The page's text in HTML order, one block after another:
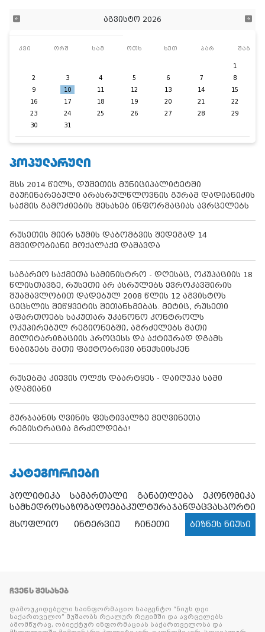
აგვისტო 2026
კვი ორშ სამ ოთხ ხუთ პარ შაბ
1
2
3 4 5 6 7
8
9
10 11 12 13 14
15
16
17 18 19 20 21
22
23
24 25 26 27 28
29
30
31
ᲞᲝᲞᲣᲚᲐᲠᲣᲚᲘ
შსს 2014 წელს, დუშეთის მუნიციპალიტეტში
გაუჩინარებული არასრულწლოვნის გურამ დადიანიძის
საქმის გამოძიების შესახებ ინფორმაციას ავრცელებს
რუსეთის მიერ სუმის დაბომბვის შედეგად 14
მშვიდობიანი მოქალაქე დაშავდა
საგარეო საქმეთა სამინისტრო - დღესაც, ოკუპაციის 18
წლისთავზე, რუსეთი არ ასრულებს ევროკავშირის
შუამავლობით დადებულ 2008 წლის 12 აგვისტოს
ცეცხლის შეწყვეტის შეთანხმებას. მეტიც, რუსეთი
აფართოებს საკუთარ უკანონო კონტროლს
ოკუპირებულ რეგიონებში, აგრძელებს მათი
მილიტარიზაციის პროცესს და აქტიურად დგამს
ნაბიჯებს მათი ფაქტობრივი ანექსიისკენ
რუსებმა კიევის ოლქს დაარტყეს - დაიღუპა სამი
ადამიანი
გურჯაანის ღვინის ფესტივალზე მეღვინეთა
რეგისტრაცია გრძელდება!
ᲙᲐᲢᲔᲒᲝᲠᲘᲔᲑᲘ
პოლიტიკა სამართალი განათლება
ეკონომიკა
სამხედროსაზოგადოებაკულტურაჯანდაცვასპორტი
მსოფლიო
ინტერვიუ ჩინეთი ბიზნეს ნიუსი
ᲩᲕᲔᲜᲡ ᲨᲔᲡᲐᲮᲔᲑ
დამოუკიდებელი საინფორმაციო სააგენტო “ნიუს დეი
საქართველო” მუშაობს რეალურ რეჟიმში და ავრცელებს
ამომწურავ, ობიექტურ ინფორმაციას საქართველოსა და